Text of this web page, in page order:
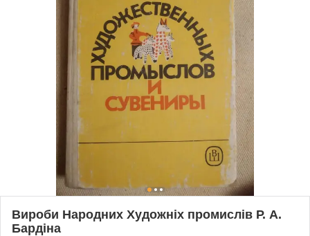
Вироби Народних Художніх промислів Р. А.
Бардіна